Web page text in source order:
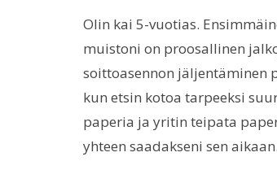
Olin kai 5-vuotias.
muistoni on proosallinen
soittoasennon jäljentäminen
kun etsin kotoa tarpeeksi
paperia ja yritin teipata
yhteen saadakseni sen aikaan.